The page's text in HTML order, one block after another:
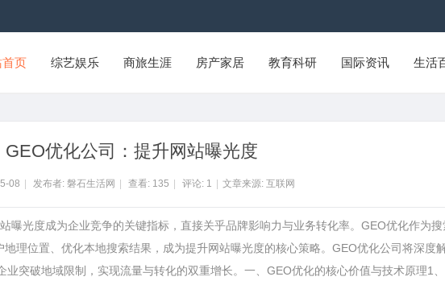
首页 综艺娱乐 商旅生涯 房产家居 教育科研 国际资讯 生活
GEO优化公司：提升网站曝光度
08 发布者: 磐石生活网 查看: 135 评论: 1 文章来源: 互联网
曝光度成为企业竞争的关键指标，直接关乎品牌影响力与业务转化率。GEO优化作为搜
理位置、优化本地搜索结果，成为提升网站曝光度的核心策略。GEO优化公司将深度
业突破地域限制，实现流量与转化的双重增长。一、GEO优化的核心价值与技术原理1